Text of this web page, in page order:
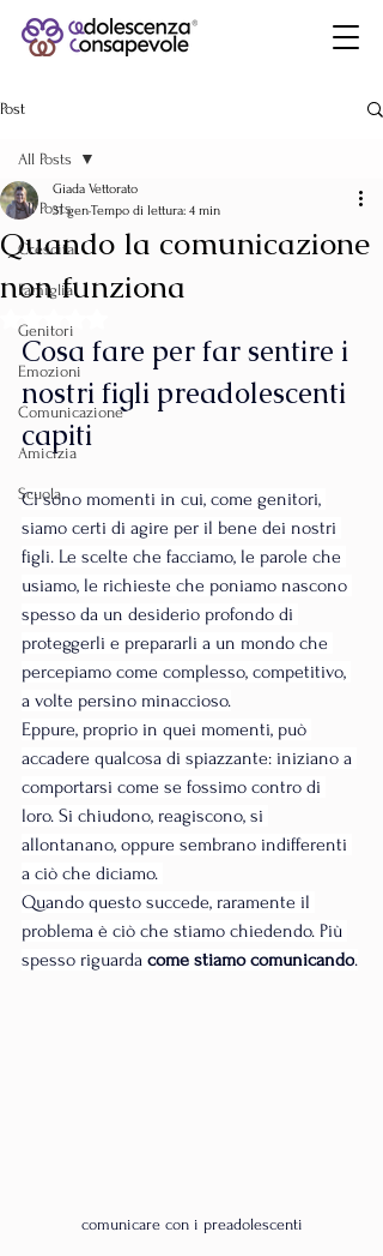
Post
All Posts
Crescita
Famiglia
Genitori
Emozioni
Comunicazione
Amicizia
Scuola
All Posts
Quando la comunicazione
non funziona
Giada Vettorato
31 genTempo di lettura: 4 min
Cosa fare per far sentire i
nostri figli preadolescenti
capiti
Ci sono momenti in cui, come genitori,
siamo certi di agire per il bene dei nostri
figli. Le scelte che facciamo, le parole che
usiamo, le richieste che poniamo nascono
spesso da un desiderio profondo di
proteggerli e prepararli a un mondo che
percepiamo come complesso, competitivo,
a volte persino minaccioso.
Eppure, proprio in quei momenti, può
accadere qualcosa di spiazzante: iniziano a
comportarsi come se fossimo contro di
loro. Si chiudono, reagiscono, si
allontanano, oppure sembrano indifferenti
a ciò che diciamo.
Quando questo succede, raramente il
problema è ciò che stiamo chiedendo. Più
spesso riguarda come stiamo comunicando.
comunicare con i preadolescenti